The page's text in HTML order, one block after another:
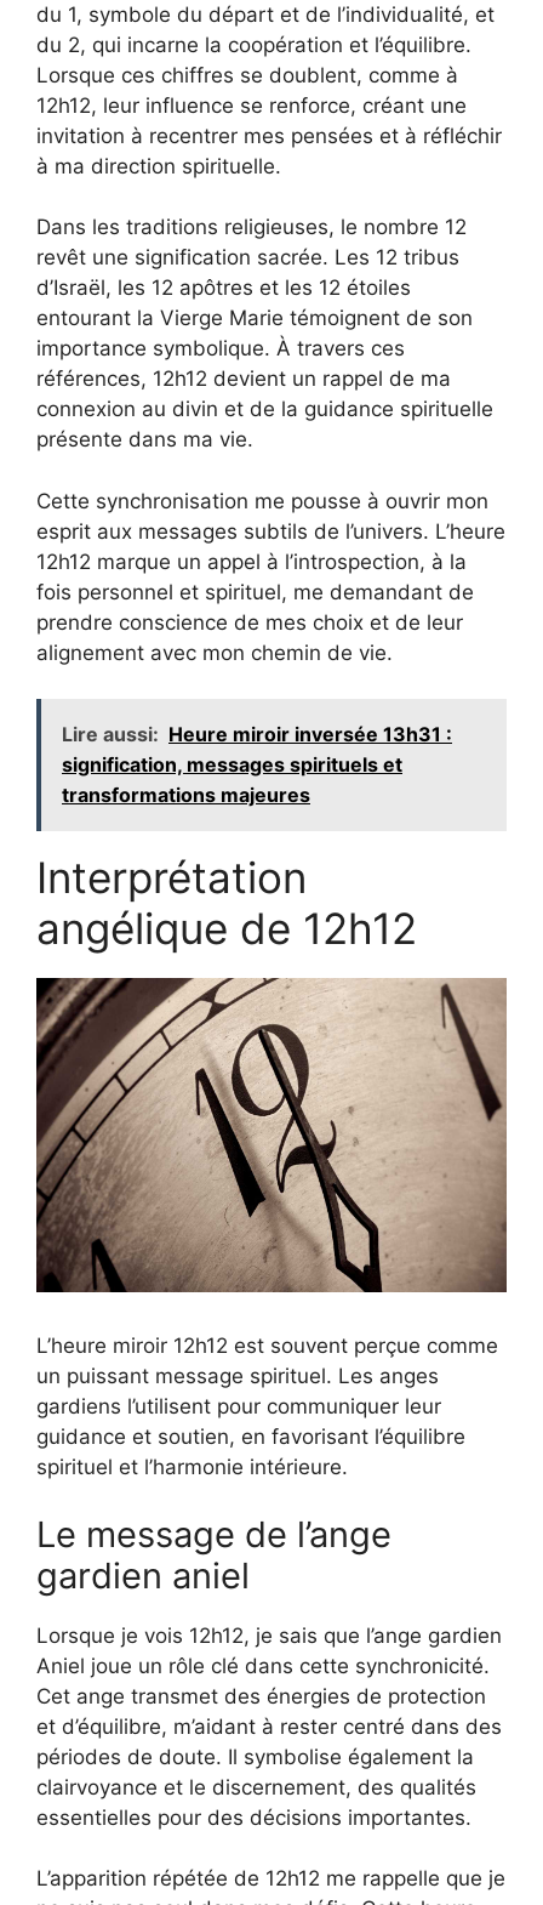
du 1, symbole du départ et de l’individualité, et
du 2, qui incarne la coopération et l’équilibre.
Lorsque ces chiffres se doublent, comme à
12h12, leur influence se renforce, créant une
invitation à recentrer mes pensées et à réfléchir
à ma direction spirituelle.
Dans les traditions religieuses, le nombre 12
revêt une signification sacrée. Les 12 tribus
d’Israël, les 12 apôtres et les 12 étoiles
entourant la Vierge Marie témoignent de son
importance symbolique. À travers ces
références, 12h12 devient un rappel de ma
connexion au divin et de la guidance spirituelle
présente dans ma vie.
Cette synchronisation me pousse à ouvrir mon
esprit aux messages subtils de l’univers. L’heure
12h12 marque un appel à l’introspection, à la
fois personnel et spirituel, me demandant de
prendre conscience de mes choix et de leur
alignement avec mon chemin de vie.
Lire aussi: Heure miroir inversée 13h31 :
signification, messages spirituels et
transformations majeures
Interprétation
angélique de 12h12
L’heure miroir 12h12 est souvent perçue comme
un puissant message spirituel. Les anges
gardiens l’utilisent pour communiquer leur
guidance et soutien, en favorisant l’équilibre
spirituel et l’harmonie intérieure.
Le message de l’ange
gardien aniel
Lorsque je vois 12h12, je sais que l’ange gardien
Aniel joue un rôle clé dans cette synchronicité.
Cet ange transmet des énergies de protection
et d’équilibre, m’aidant à rester centré dans des
périodes de doute. Il symbolise également la
clairvoyance et le discernement, des qualités
essentielles pour des décisions importantes.
L’apparition répétée de 12h12 me rappelle que je